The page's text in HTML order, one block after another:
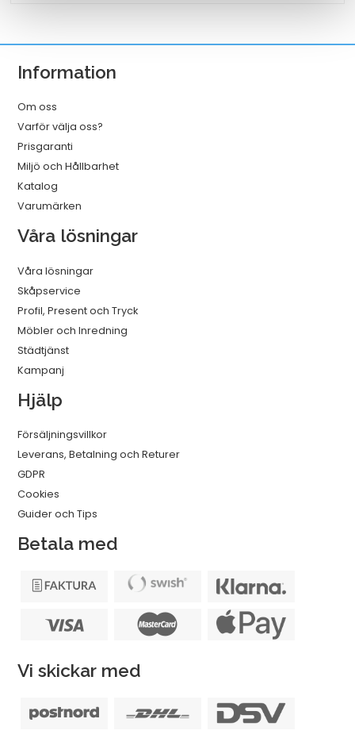
C
2.0
1m
mängd
Information
Om oss
Varför välja oss?
Prisgaranti
Miljö och Hållbarhet
Katalog
Varumärken
Våra lösningar
Våra lösningar
Skåpservice
Profil, Present och Tryck
Möbler och Inredning
Städtjänst
Kampanj
Hjälp
Försäljningsvillkor
Leverans, Betalning och Returer
GDPR
Cookies
Guider och Tips
Betala med
Vi skickar med